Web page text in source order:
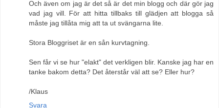
Och även om jag är det så är det min blogg och där gör jag
vad jag vill. För att hitta tillbaks till glädjen att blogga så
måste jag tillåta mig att ta ut svängarna lite.
Stora Bloggriset är en sån kurvtagning.
Sen får vi se hur "elakt" det verkligen blir. Kanske jag har en
tanke bakom detta? Det återstår väl att se? Eller hur?
/Klaus
Svara